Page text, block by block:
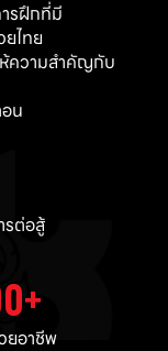
รฝึกที่มี
ยไทย
ความสำคัญกับ
น
รต่อสู้
ยอาชีพ